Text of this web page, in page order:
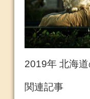
2019年 北海
関連記事